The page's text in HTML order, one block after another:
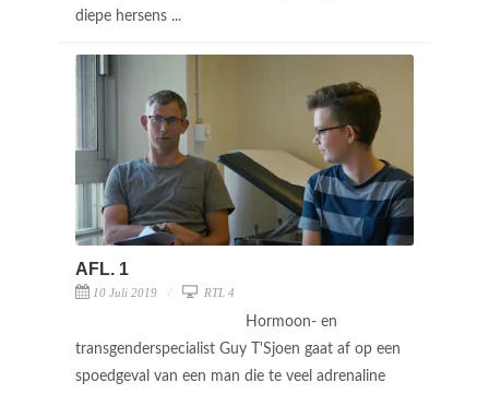
diepe hersens ...
AFL. 1
10 Juli 2019 RTL 4
Hormoon- en
transgenderspecialist Guy T'Sjoen gaat af op een
spoedgeval van een man die te veel adrenaline